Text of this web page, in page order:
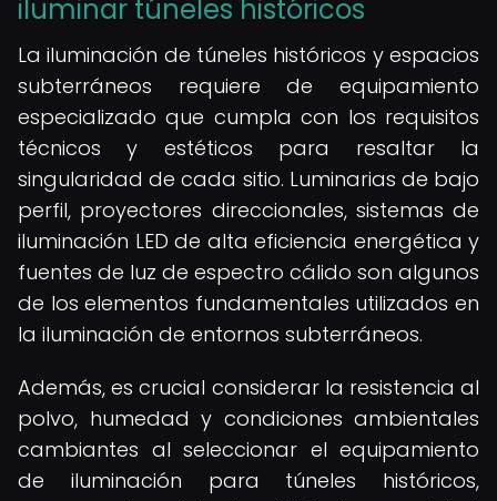
iluminar túneles históricos
La iluminación de túneles históricos y espacios
subterráneos requiere de equipamiento
especializado que cumpla con los requisitos
técnicos y estéticos para resaltar la
singularidad de cada sitio. Luminarias de bajo
perfil, proyectores direccionales, sistemas de
iluminación LED de alta eficiencia energética y
fuentes de luz de espectro cálido son algunos
de los elementos fundamentales utilizados en
la iluminación de entornos subterráneos.
Además, es crucial considerar la resistencia al
polvo, humedad y condiciones ambientales
cambiantes al seleccionar el equipamiento
de iluminación para túneles históricos,